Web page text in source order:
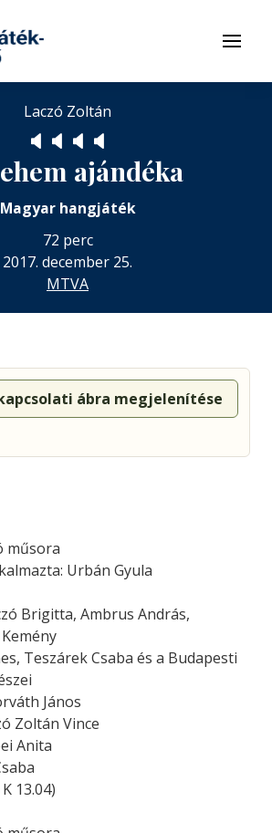
Menü
Laczó Zoltán
🔈 🔈 🔈 🔈
ajándéka
Magyar hangjáték
72 perc
2017. december 25.
MTVA
ábra megjelenítése
műsora
Urbán Gyula
Brigitta, Ambrus András,
Teszárek Csaba és a Budapesti
János
Zoltán Vince
Anita
13.04)